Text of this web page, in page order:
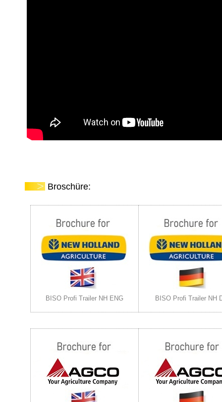
Broschüre:
BISO Profi Trailer NH ENG BISO Profi Trailer NH